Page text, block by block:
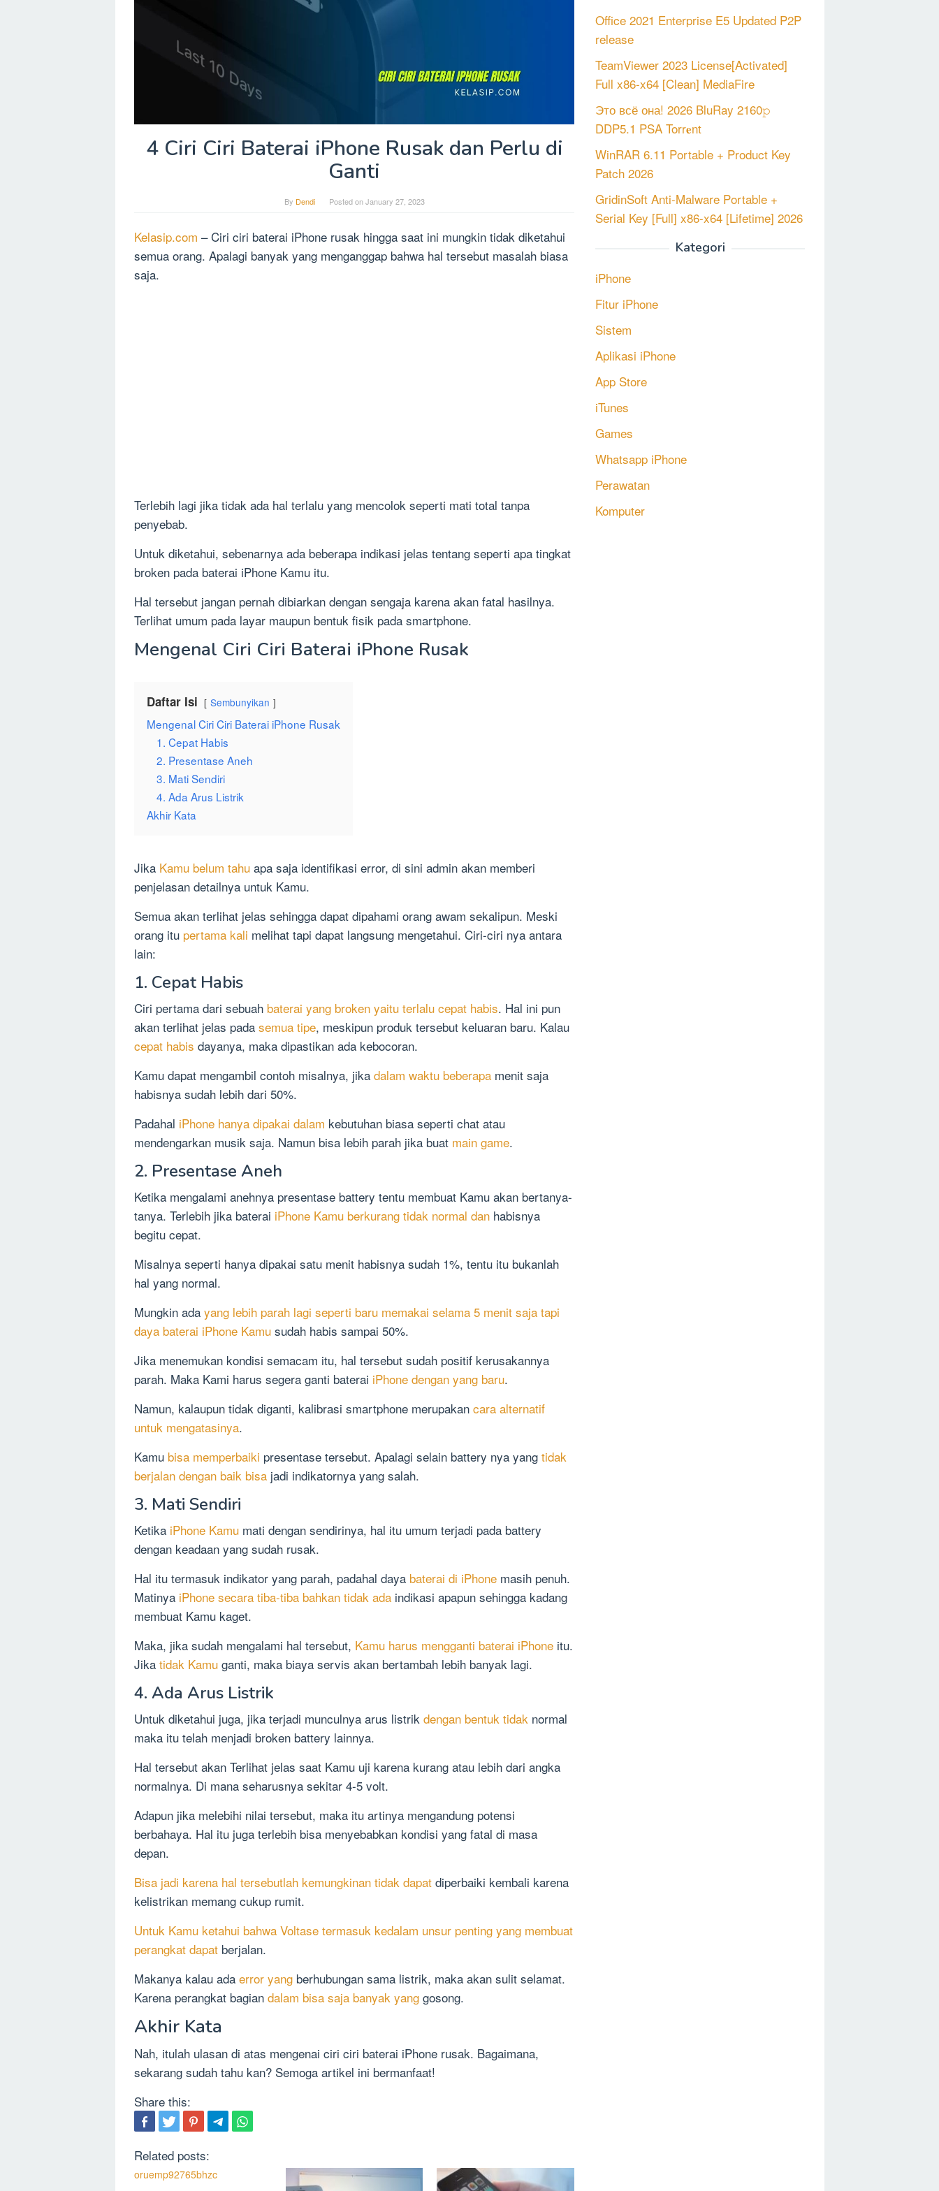
4 Ciri Ciri Baterai iPhone Rusak dan Perlu di
Ganti
By Dendi Posted onJanuary 27, 2023
Kelasip.com – Ciri ciri baterai iPhone rusak hingga saat ini mungkin tidak diketahui
semua orang. Apalagi banyak yang menganggap bahwa hal tersebut masalah biasa
saja.
Terlebih lagi jika tidak ada hal terlalu yang mencolok seperti mati total tanpa
penyebab.
Untuk diketahui, sebenarnya ada beberapa indikasi jelas tentang seperti apa tingkat
broken pada baterai iPhone Kamu itu.
Hal tersebut jangan pernah dibiarkan dengan sengaja karena akan fatal hasilnya.
Terlihat umum pada layar maupun bentuk fisik pada smartphone.
Mengenal Ciri Ciri Baterai iPhone Rusak
Daftar Isi Sembunyikan
Mengenal Ciri Ciri Baterai iPhone Rusak
1. Cepat Habis
2. Presentase Aneh
3. Mati Sendiri
4. Ada Arus Listrik
Akhir Kata
Jika Kamu belum tahu apa saja identifikasi error, di sini admin akan memberi
penjelasan detailnya untuk Kamu.
Semua akan terlihat jelas sehingga dapat dipahami orang awam sekalipun. Meski
orang itu pertama kali melihat tapi dapat langsung mengetahui. Ciri-ciri nya antara
lain:
1. Cepat Habis
Ciri pertama dari sebuah baterai yang broken yaitu terlalu cepat habis. Hal ini pun
akan terlihat jelas pada semua tipe, meskipun produk tersebut keluaran baru. Kalau
cepat habis dayanya, maka dipastikan ada kebocoran.
Kamu dapat mengambil contoh misalnya, jika dalam waktu beberapa menit saja
habisnya sudah lebih dari 50%.
Padahal iPhone hanya dipakai dalam kebutuhan biasa seperti chat atau
mendengarkan musik saja. Namun bisa lebih parah jika buat main game.
2. Presentase Aneh
Ketika mengalami anehnya presentase battery tentu membuat Kamu akan bertanya-
tanya. Terlebih jika baterai iPhone Kamu berkurang tidak normal dan habisnya
begitu cepat.
Misalnya seperti hanya dipakai satu menit habisnya sudah 1%, tentu itu bukanlah
hal yang normal.
Mungkin ada yang lebih parah lagi seperti baru memakai selama 5 menit saja tapi
daya baterai iPhone Kamu sudah habis sampai 50%.
Jika menemukan kondisi semacam itu, hal tersebut sudah positif kerusakannya
parah. Maka Kami harus segera ganti baterai iPhone dengan yang baru.
Namun, kalaupun tidak diganti, kalibrasi smartphone merupakan cara alternatif
untuk mengatasinya.
Kamu bisa memperbaiki presentase tersebut. Apalagi selain battery nya yang tidak
berjalan dengan baik bisa jadi indikatornya yang salah.
3. Mati Sendiri
Ketika iPhone Kamu mati dengan sendirinya, hal itu umum terjadi pada battery
dengan keadaan yang sudah rusak.
Hal itu termasuk indikator yang parah, padahal daya baterai di iPhone masih penuh.
Matinya iPhone secara tiba-tiba bahkan tidak ada indikasi apapun sehingga kadang
membuat Kamu kaget.
Maka, jika sudah mengalami hal tersebut, Kamu harus mengganti baterai iPhone itu.
Jika tidak Kamu ganti, maka biaya servis akan bertambah lebih banyak lagi.
4. Ada Arus Listrik
Untuk diketahui juga, jika terjadi munculnya arus listrik dengan bentuk tidak normal
maka itu telah menjadi broken battery lainnya.
Hal tersebut akan Terlihat jelas saat Kamu uji karena kurang atau lebih dari angka
normalnya. Di mana seharusnya sekitar 4-5 volt.
Adapun jika melebihi nilai tersebut, maka itu artinya mengandung potensi
berbahaya. Hal itu juga terlebih bisa menyebabkan kondisi yang fatal di masa
depan.
Bisa jadi karena hal tersebutlah kemungkinan tidak dapat diperbaiki kembali karena
kelistrikan memang cukup rumit.
Untuk Kamu ketahui bahwa Voltase termasuk kedalam unsur penting yang membuat
perangkat dapat berjalan.
Makanya kalau ada error yang berhubungan sama listrik, maka akan sulit selamat.
Karena perangkat bagian dalam bisa saja banyak yang gosong.
Akhir Kata
Nah, itulah ulasan di atas mengenai ciri ciri baterai iPhone rusak. Bagaimana,
sekarang sudah tahu kan? Semoga artikel ini bermanfaat!
Share this:
Related posts:
oruemp92765bhzc
Office 2021 Enterprise E5 Updated P2P
release
TeamViewer 2023 License[Activated]
Full x86-x64 [Clean] MediaFire
Это всё она! 2026 BluRay 2160𝚙
DDP5.1 PSA Torr𝐞nt
WinRAR 6.11 Portable + Product Key
Patch 2026
GridinSoft Anti-Malware Portable +
Serial Key [Full] x86-x64 [Lifetime] 2026
Kategori
iPhone
Fitur iPhone
Sistem
Aplikasi iPhone
App Store
iTunes
Games
Whatsapp iPhone
Perawatan
Komputer